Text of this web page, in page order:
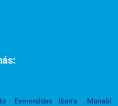
Esmeraldas Ibarra
Manabí